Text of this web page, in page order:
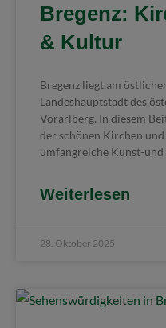
Bregenz:
& Kultur
Bregenz liegt am
Landeshauptstadt des
Vorarlberg. In diesem
der schönen Kirchen
umfangreiche Kunst-
Weiterlesen
28. Oktober 2025